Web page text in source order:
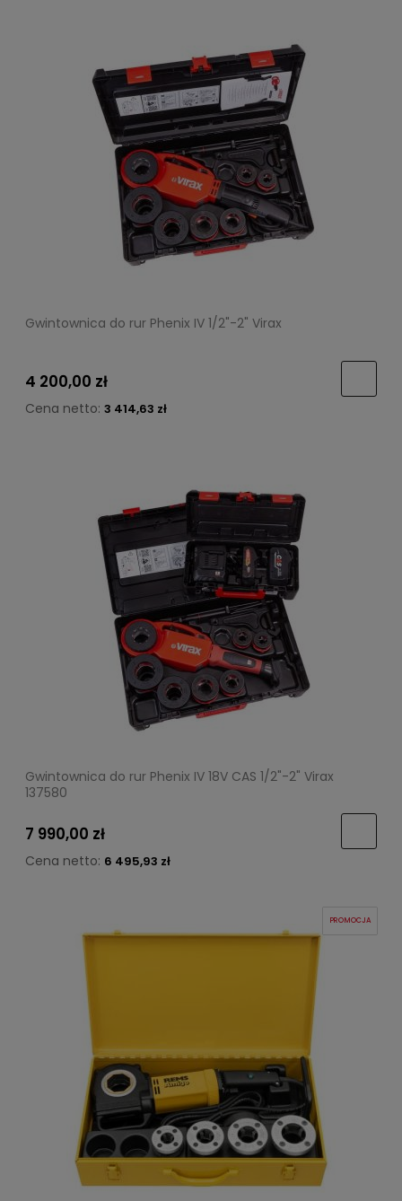
Gwintownica do rur Phenix IV 1/2"-2" Virax
4 200,00 zł
Cena netto: 3 414,63 zł
Gwintownica do rur Phenix IV 18V CAS 1/2"-2" Virax
137580
7 990,00 zł
Cena netto: 6 495,93 zł
PROMOCJA